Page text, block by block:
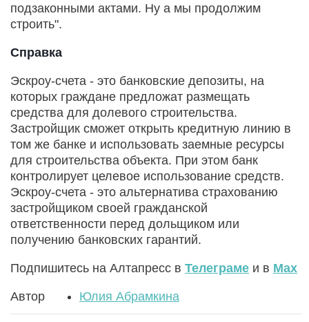
подзаконными актами. Ну а мы продолжим
строить".
Справка
Эскроу-счета - это банковские депозиты, на
которых граждане предложат размещать
средства для долевого строительства.
Застройщик сможет открыть кредитную линию в
том же банке и использовать заемные ресурсы
для строительства объекта. При этом банк
контролирует целевое использование средств.
Эскроу-счета - это альтернатива страхованию
застройщиком своей гражданской
ответственности перед дольщиком или
получению банковских гарантий.
Подпишитесь на Алтапресс в Телеграме и в Max
Автор Юлия Абрамкина